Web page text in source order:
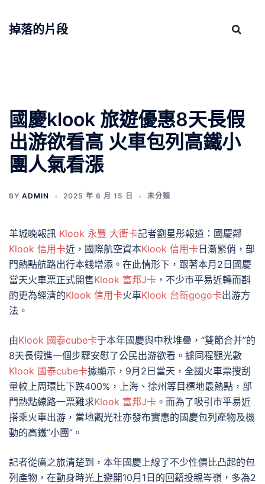
掉落的片段
國慶klook 旅遊優惠8天長假
出游欲看高 火車包列高鐵小
團人氣看漲
BY ADMIN 2025 年 6 月 15 日 未分類
羊城晚報訊 Klook 永豐 大衛卡記者劉星彤報道：國慶鄰
Klook 信用卡近，國際航空資本Klook 信用卡 日漸緊俏，部
門熱點航路出行本錢增添。在此情形下，跟著本月2日國慶
當天火車票正式開售Klook 富邦J卡 ，不少市平易近轉而斟
酌更為經濟的Klook 信用卡火車Klook 台新gogo卡出游方
法。
由Klook 國泰cube卡于本年國慶與中秋堆疊，“雙節合并”的
8天長假進一個步驟安慰了公民出游欲看。據同程觀光數
Klook 國泰cube卡據顯示，9月2日當天，全國火車票搜刮
量較上周環比下跌400%，上海、徐州等目標地最熱點，部
門熱點線路一票難求Klook 富邦J卡 。而為了吸引市平易近
搭乘火車出游，當地觀光社亦發布實惠的國慶包列產物及機
動的高鐵“小團”。
記者從廣之旅清楚到，本年國慶上線了不少性價比凸起的包
列產物，在動身時光上避開10月1日的回籍投親岑嶺，多為2